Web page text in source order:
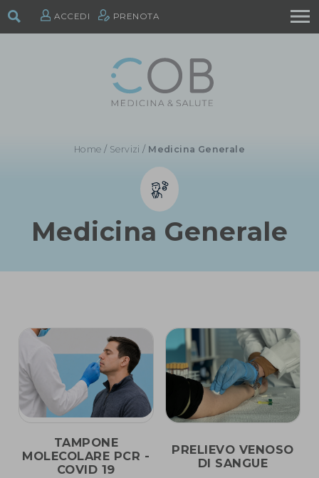
ACCEDI PRENOTA
Home / Servizi / Medicina Generale
Medicina Generale
TAMPONE
MOLECOLARE PCR -
COVID 19
PRELIEVO VENOSO
DI SANGUE